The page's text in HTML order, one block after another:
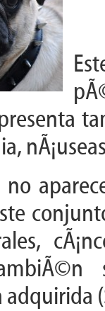
p
nÃ¡
cÃ¡
Ã©n